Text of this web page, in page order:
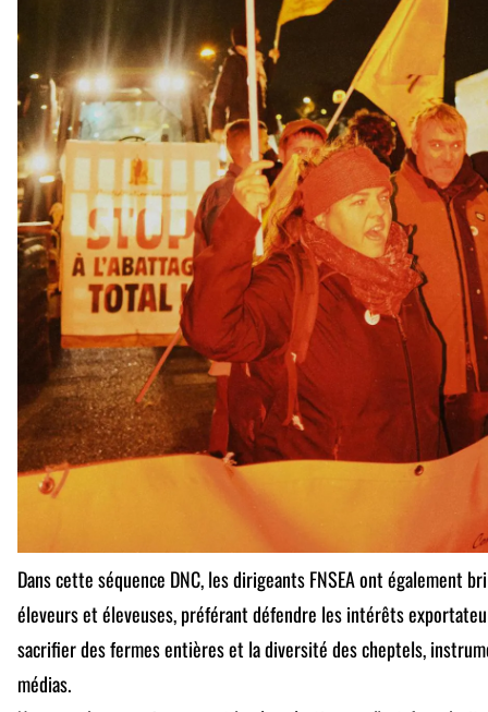
Dans cette séquence DNC, les dirigeants FNSEA ont également
éleveurs et éleveuses, préférant défendre les intérêts
sacrifier des fermes entières et la diversité des cheptels,
médias.